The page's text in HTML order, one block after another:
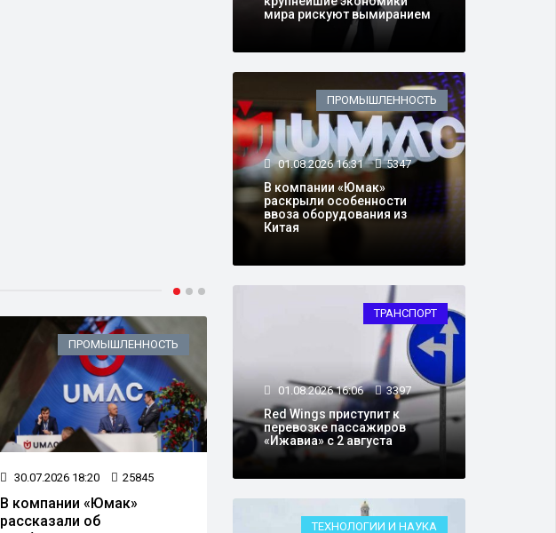
ПРОМЫШЛЕННОСТЬ
30.07.2026 18:20 25845
В компании «Юмак»
рассказали об
ОБЩЕСТВО
29.07.2026 16:14 19815
Кассационный суд
оставил приговор
мира рискуют вымиранием
ПРОМЫШЛЕННОСТЬ
01.08.2026 16:31 5347
В компании «Юмак»
раскрыли особенности
ввоза оборудования из
Китая
ТРАНСПОРТ
01.08.2026 16:06 3397
Red Wings приступит к
перевозке пассажиров
«Ижавиа» с 2 августа
ТЕХНОЛОГИИ И НАУКА